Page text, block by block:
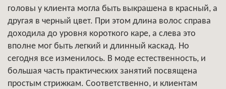
головы у клиента могла быть выкрашена в красный, а
другая в черный цвет. При этом длина волос справа
доходила до уровня короткого каре, а слева это
вполне мог быть легкий и длинный каскад. Но
сегодня все изменилось. В моде естественность, и
большая часть практических занятий посвящена
простым стрижкам. Соответственно, и клиентам